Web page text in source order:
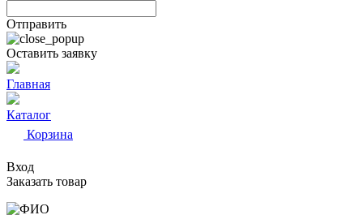
Отправить
Оставить заявку
Главная
Каталог
Корзина
Вход
Заказать товар